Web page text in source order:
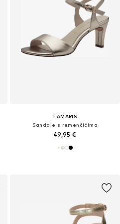
TAMARIS
Sandale s remenčićima
49,95 €